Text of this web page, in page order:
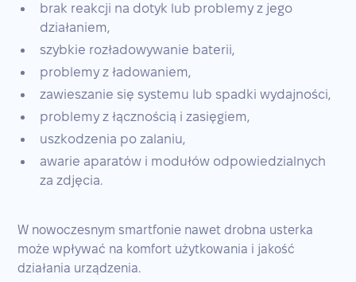
brak reakcji na dotyk lub problemy z jego
działaniem,
szybkie rozładowywanie baterii,
problemy z ładowaniem,
zawieszanie się systemu lub spadki wydajności,
problemy z łącznością i zasięgiem,
uszkodzenia po zalaniu,
awarie aparatów i modułów odpowiedzialnych
za zdjęcia.
W nowoczesnym smartfonie nawet drobna usterka
może wpływać na komfort użytkowania i jakość
działania urządzenia.